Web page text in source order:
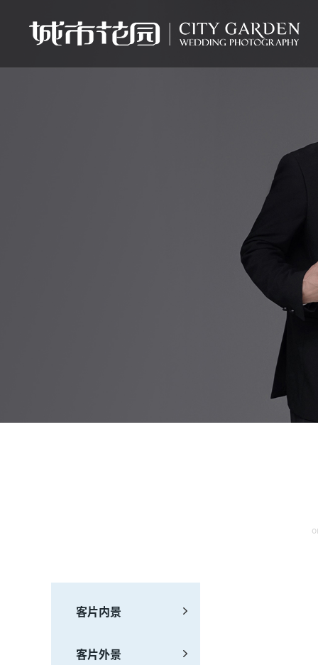
客片内景
客片外景